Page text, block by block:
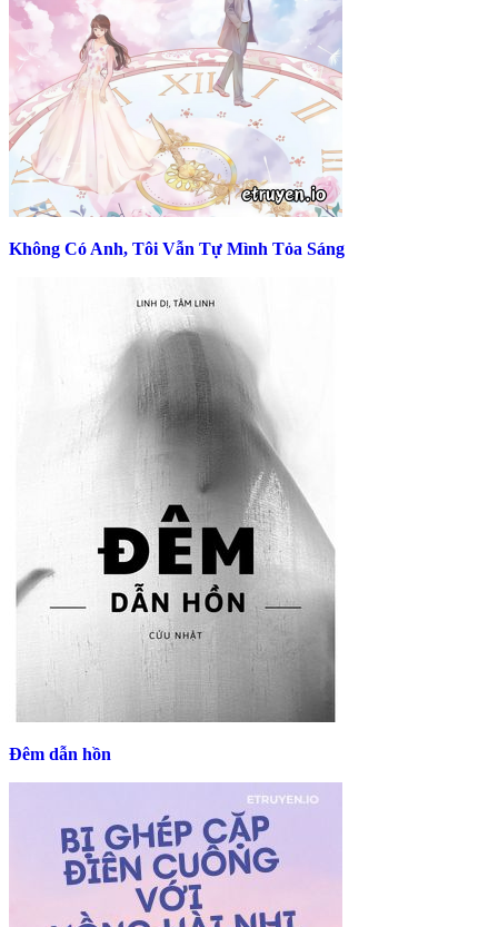
Không Có Anh, Tôi Vẫn Tự Mình Tỏa Sáng
Đêm dẫn hồn